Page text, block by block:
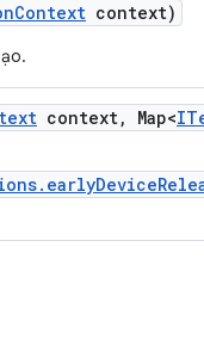
Context context)
context, Map<